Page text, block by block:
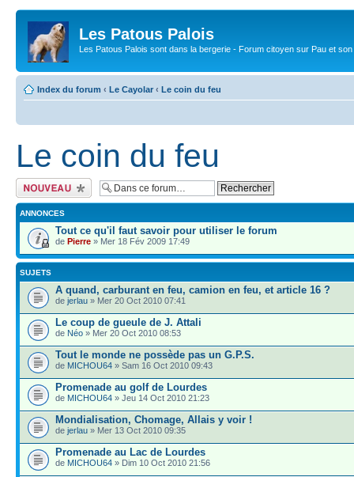
Les Patous Palois
Les Patous Palois sont dans la bergerie - Forum citoyen sur Pau et son
Index du forum ‹ Le Cayolar ‹ Le coin du feu
Le coin du feu
Ecrire un nouveau
sujet
ANNONCES
Tout ce qu'il faut savoir pour utiliser le forum
de Pierre » Mer 18 Fév 2009 17:49
SUJETS
A quand, carburant en feu, camion en feu, et article 16 ?
de jerlau » Mer 20 Oct 2010 07:41
Le coup de gueule de J. Attali
de Néo » Mer 20 Oct 2010 08:53
Tout le monde ne possède pas un G.P.S.
de MICHOU64 » Sam 16 Oct 2010 09:43
Promenade au golf de Lourdes
de MICHOU64 » Jeu 14 Oct 2010 21:23
Mondialisation, Chomage, Allais y voir !
de jerlau » Mer 13 Oct 2010 09:35
Promenade au Lac de Lourdes
de MICHOU64 » Dim 10 Oct 2010 21:56